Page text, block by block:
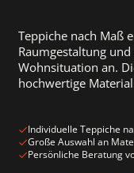
Teppiche nach Maß
Raumgestaltung
Wohnsituation an.
hochwertige
Individuelle Teppiche
Große Auswahl an
Persönliche Beratung